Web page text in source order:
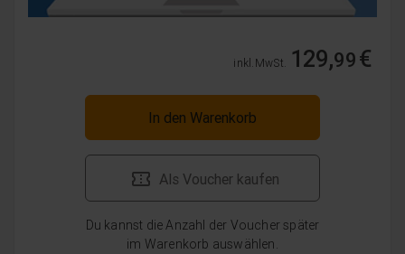
inkl. MwSt. 129,99€
In den Warenkorb
Als Voucher kaufen
Du kannst die Anzahl der Voucher später
im Warenkorb auswählen.